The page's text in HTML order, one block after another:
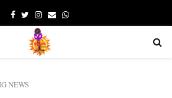
Facebook
TwitterInstagram
EmailWhatsapp
NEWS